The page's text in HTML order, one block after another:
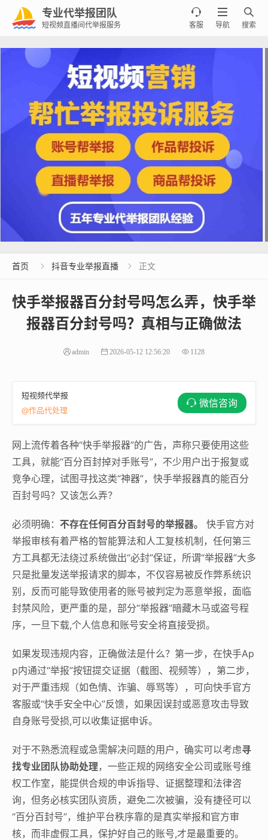
专业代举报团队
短视频直播间代举报服务

搜索

导航

客服
首页  抖音专业举报直播  正文
快手举报器百分封号吗怎么弄，快手举
报器百分封号吗？真相与正确做法
admin 2026-05-12 12:56:20 1128
短视频代举报
@作品代处理
微信咨询
网上流传着各种“快手举报器”的广告，声称只要使用这些
工具，就能“百分百封掉对手账号”，不少用户出于报复或
竞争心理，试图寻找这类“神器”，快手举报器真的能百分
百封号吗？又该怎么弄？
必须明确： 不存在任何百分百封号的举报器。
快手官方对
举报审核有着严格的智能算法和人工复核机制，任何第三
方工具都无法绕过系统做出“必封”保证，所谓“举报器”大多
只是批量发送举报请求的脚本，不仅容易被反作弊系统识
别，反而可能导致使用者的账号被判定为恶意举报，面临
封禁风险，更严重的是，部分“举报器”暗藏木马或盗号程
序，一旦下载,个人信息和账号安全将直接受损。
如果发现违规内容，正确做法是什么？第一步，在快手Ap
p内通过“举报”按钮提交证据（截图、视频等），第二步，
对于严重违规（如色情、诈骗、辱骂等），可向快手官方
客服或“快手安全中心”反馈，如果因误封或恶意攻击导致
自身账号受损,可以收集证据申诉。
对于不熟悉流程或急需解决问题的用户，确实可以考虑寻
找专业团队协助处理，一些正规的网络安全公司或账号维
权工作室，能提供合规的申诉指导、证据整理和法律咨
询，但务必核实团队资质，避免二次被骗，没有捷径可以
“百分百封号”，维护平台秩序靠的是真实举报和官方审
核，而非虚假工具，保护好自己的账号,才是最重要的。